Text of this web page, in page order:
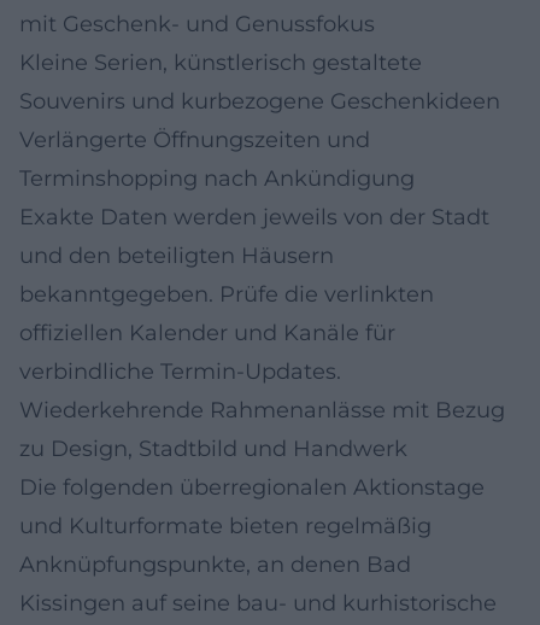
mit Geschenk- und Genussfokus
Kleine Serien, künstlerisch gestaltete
Souvenirs und kurbezogene Geschenkideen
Verlängerte Öffnungszeiten und
Terminshopping nach Ankündigung
Exakte Daten werden jeweils von der Stadt
und den beteiligten Häusern
bekanntgegeben. Prüfe die verlinkten
offiziellen Kalender und Kanäle für
verbindliche Termin-Updates.
Wiederkehrende Rahmenanlässe mit Bezug
zu Design, Stadtbild und Handwerk
Die folgenden überregionalen Aktionstage
und Kulturformate bieten regelmäßig
Anknüpfungspunkte, an denen Bad
Kissingen auf seine bau- und kurhistorische